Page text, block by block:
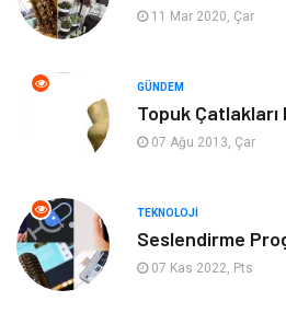
Güzellik
Beslenme
Psikolojik Hastalıklar
Kanser
Diyet
11 Mar 2020, Çar
GÜNDEM
Topuk Çatlakları
07 Ağu 2013, Çar
TEKNOLOJI
Seslendirme
07 Kas 2022, Pts